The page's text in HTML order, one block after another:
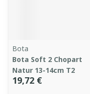
Bota
Bota Soft 2 Chopart
Natur 13-14cm T2
19,72 €